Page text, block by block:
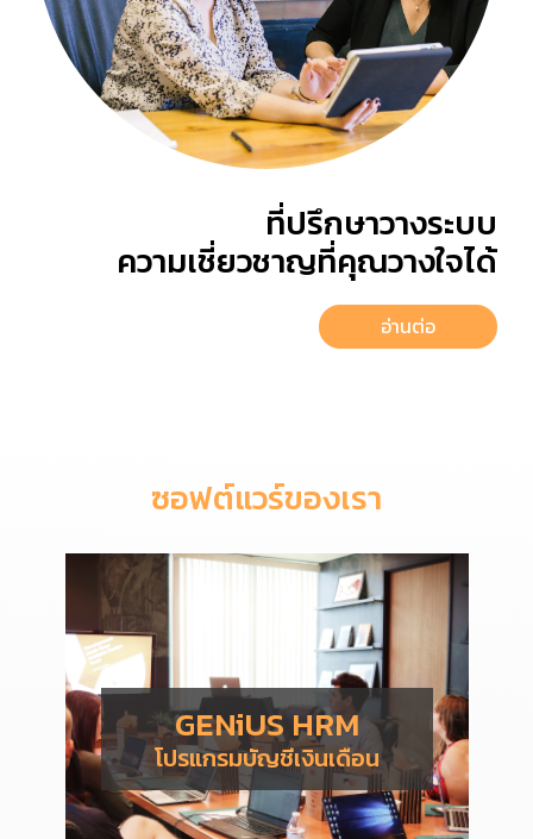
ที่ปรึกษาวางระบบ
ความเชี่ยวชาญที่คุณวางใจได้
อ่านต่อ
ซอฟต์แวร์ของเรา
GENiUS HRM
โปรแกรมบัญชีเงินเดือน